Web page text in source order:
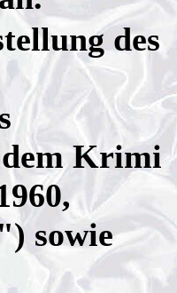
des
Krimi
sowie